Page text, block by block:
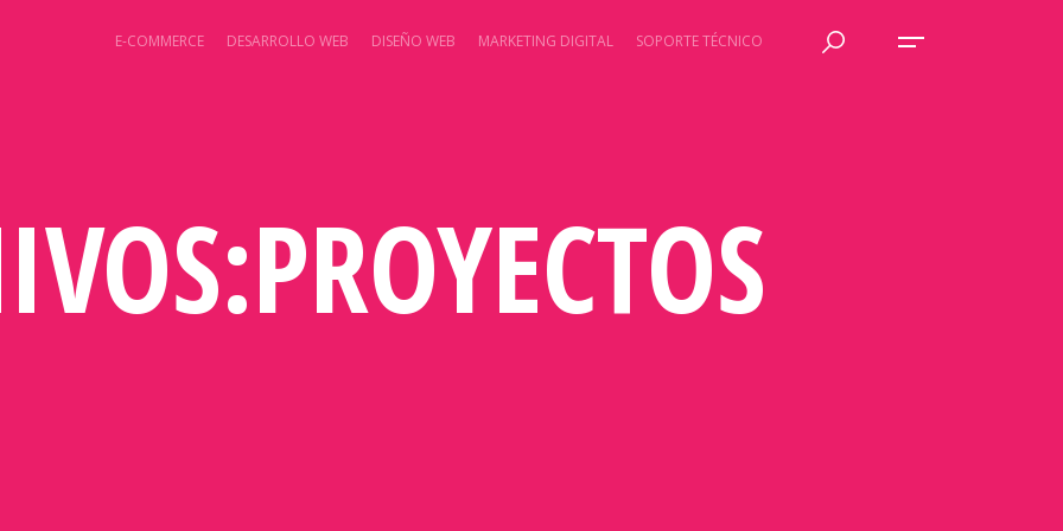
E-COMMERCE DESARROLLO WEB DISEÑO WEB MARKETING DIGITAL SOPORTE TÉCNICO
PROYECTOS